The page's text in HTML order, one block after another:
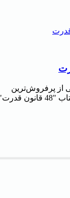
قدرت یکی از پرفروش‌ترین
کتب موفقیت و توسعه فردی در جهان، کتاب "48 قانون